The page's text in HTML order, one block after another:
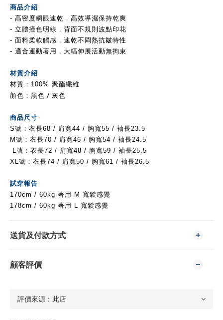
商品介紹
- 高密度網眼速乾， 高效導濕保持乾爽
- 立體撞色明線，背面不規則波點印花
- 面料柔軟觸感，速乾不悶熱抗皺特性
- 適合運動著用，大幅伸展活動無拘束
材質介紹
材質：100% 聚酯纖維
顏色：黑色 / 灰色
商品尺寸
S號：衣長68 / 肩寬44 / 胸寬55 / 袖長23.5
M號： 衣長70 / 肩寬46 / 胸寬54 / 袖長24.5
L號： 衣長72 / 肩寬48 / 胸寬59 / 袖長25.5
XL號： 衣長74 / 肩寬50 / 胸寬61 / 袖長26.5
試穿報告
170cm / 60kg 著用 M 寬鬆感覺
178cm / 60kg 著用 L 寬鬆感覺
送貨及付款方式
顧客評價